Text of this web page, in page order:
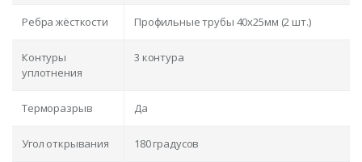
Ребра жёсткости Профильные трубы 40х25мм (2 шт.)
Контуры
уплотнения
3 контура
Терморазрыв Да
Угол открывания 180 градусов